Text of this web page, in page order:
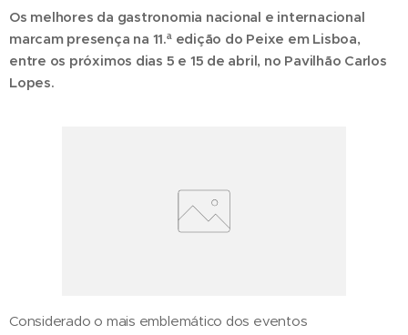
Os melhores da gastronomia nacional e internacional
marcam presença na 11.ª edição do Peixe em Lisboa,
entre os próximos dias 5 e 15 de abril, no Pavilhão Carlos
Lopes.
Considerado o mais emblemático dos eventos